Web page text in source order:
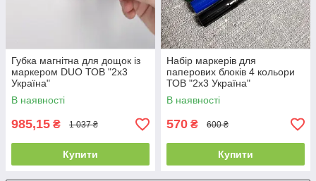
Губка магнітна для дощок із
маркером DUO ТОВ "2х3
Україна"
В наявності
985,15 ₴ 1 037 ₴
Купити
Набір маркерів для
паперових блоків 4 кольори
ТОВ "2х3 Україна"
В наявності
570 ₴ 600 ₴
Купити